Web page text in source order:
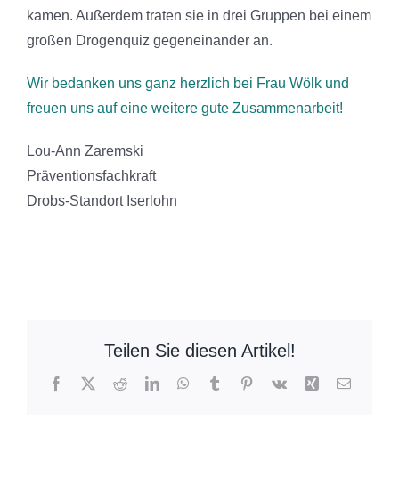
kamen. Außerdem traten sie in drei Gruppen bei einem
großen Drogenquiz gegeneinander an.
Wir bedanken uns ganz herzlich bei Frau Wölk und
freuen uns auf eine weitere gute Zusammenarbeit!
Lou-Ann Zaremski
Präventionsfachkraft
Drobs-Standort Iserlohn
Teilen Sie diesen Artikel!
Facebook
X RedditLinkedInWhatsApp
TumblrPinterest
Vk Xing E-